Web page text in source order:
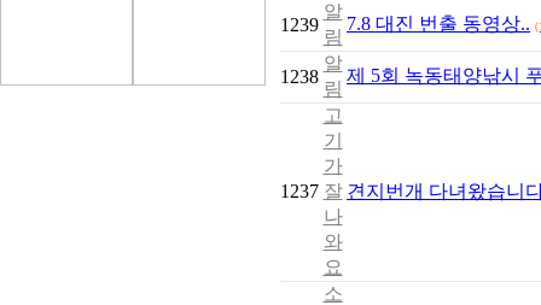
1239
알
림
7.8 대진 번출 동영상..
1238
알
림
제 5회 녹동태양낚시
1237
고
기
가
잘
나
와
요
견지번개 다녀왔습니
소